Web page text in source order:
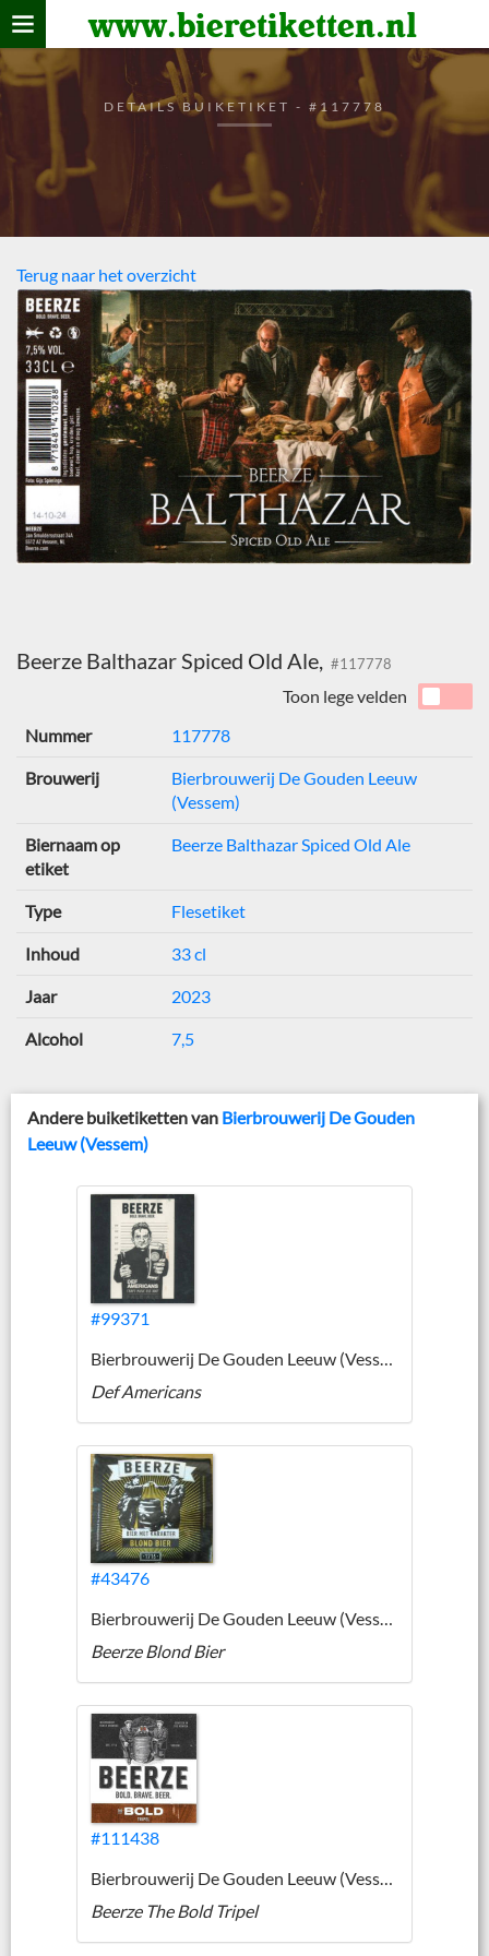
www.bieretiketten.nl
Home
verzamelen
De bierkaart
Bezoekers
DETAILS BUIKETIKET - #117778
Terug naar het overzicht
Beerze Balthazar Spiced Old Ale, #117778
Toon lege velden
Nummer
117778
Brouwerij
Bierbrouwerij De Gouden Leeuw
(Vessem)
Biernaam op
etiket
Beerze Balthazar Spiced Old Ale
Type Flesetiket
Inhoud 33 cl
Jaar 2023
Alcohol 7,5
Andere buiketiketten van Bierbrouwerij De Gouden
Leeuw (Vessem)
#99371
Bierbrouwerij De Gouden Leeuw (Vessem)
Def Americans
#43476
Bierbrouwerij De Gouden Leeuw (Vessem)
Beerze Blond Bier
#111438
Bierbrouwerij De Gouden Leeuw (Vessem)
Beerze The Bold Tripel